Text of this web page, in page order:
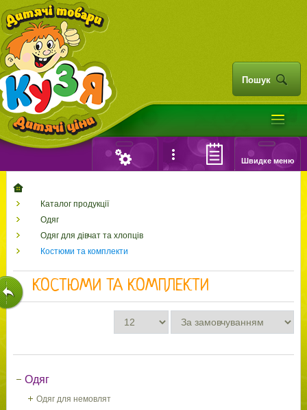
Пошук
Швидке меню
Каталог продукції
Одяг
Одяг для дівчат та хлопців
Костюми та комплекти
КОСТЮМИ ТА КОМПЛЕКТИ
Одяг
Одяг для немовлят